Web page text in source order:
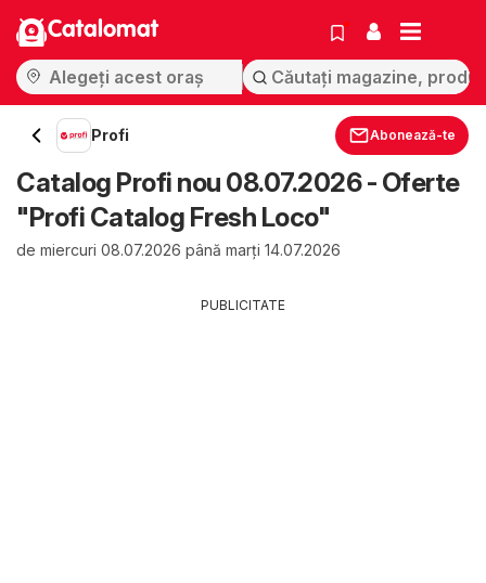
Catalomat
Profi Abonează-te
Catalog Profi nou 08.07.2026 - Oferte
"Profi Catalog Fresh Loco"
de miercuri 08.07.2026 până marți 14.07.2026
PUBLICITATE